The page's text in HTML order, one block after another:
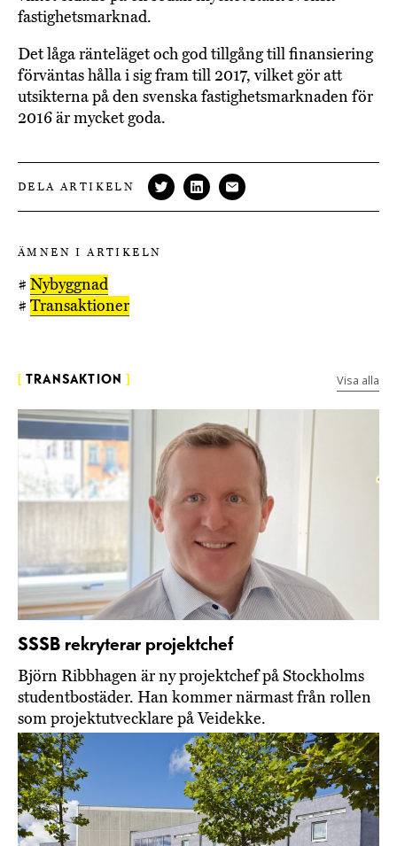
fastighetsmarknad.
Det låga ränteläget och god tillgång till finansiering
förväntas hålla i sig fram till 2017, vilket gör att
utsikterna på den svenska fastighetsmarknaden för
2016 är mycket goda.
DELA ARTIKELN
ÄMNEN I ARTIKELN
# Nybyggnad
# Transaktioner
TRANSAKTION Visa alla
SSSB rekryterar projektchef
Björn Ribbhagen är ny projektchef på Stockholms
studentbostäder. Han kommer närmast från rollen
som projektutvecklare på Veidekke.